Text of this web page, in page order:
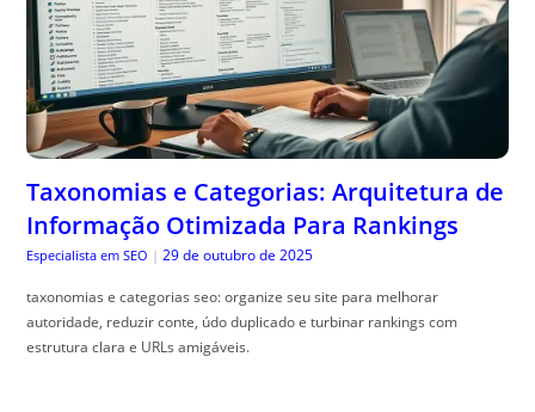
Taxonomias e Categorias: Arquitetura de
Informação Otimizada Para Rankings
Especialista em SEO | 29 de outubro de 2025
taxonomias e categorias seo: organize seu site para melhorar
autoridade, reduzir conte, údo duplicado e turbinar rankings com
estrutura clara e URLs amigáveis.